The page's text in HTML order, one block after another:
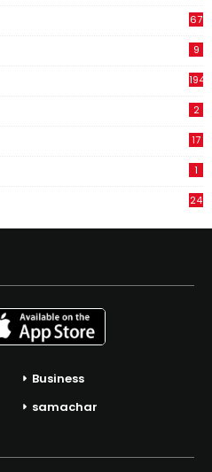
67
9
194
2
17
1
24
Business
samachar